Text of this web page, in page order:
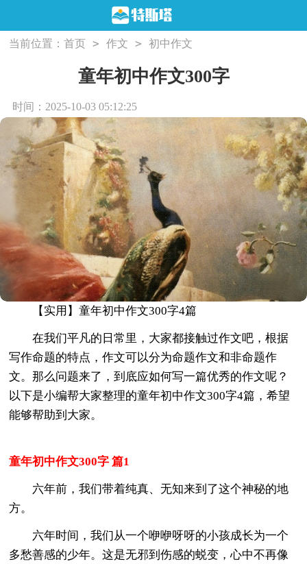
当前位置：首页 > 作文 > 初中作文
童年初中作文300字
时间：2025-10-03 05:12:25
【实用】童年初中作文300字4篇
在我们平凡的日常里，大家都接触过作文吧，根据
写作命题的特点，作文可以分为命题作文和非命题作
文。那么问题来了，到底应如何写一篇优秀的作文呢？
以下是小编帮大家整理的童年初中作文300字4篇，希望
能够帮助到大家。
童年初中作文300字 篇1
六年前，我们带着纯真、无知来到了这个神秘的地
方。
六年时间，我们从一个咿咿呀呀的小孩成长为一个
多愁善感的少年。这是无邪到伤感的蜕变，心中不再像